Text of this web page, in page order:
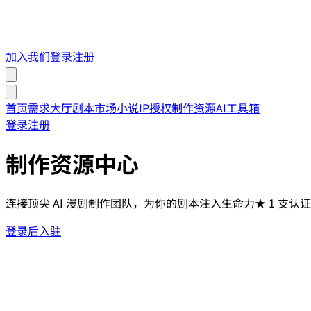
加入我们登录注册
首页需求大厅剧本市场小说IP授权制作资源AI工具箱
登录注册
制作资源中心
连接顶尖 AI 漫剧制作团队，为你的剧本注入生命力★ 1 支认
登录后入驻